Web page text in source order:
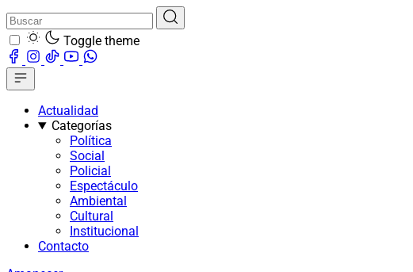
Toggle theme
Actualidad
Categorías
Política
Social
Policial
Espectáculo
Ambiental
Cultural
Institucional
Contacto